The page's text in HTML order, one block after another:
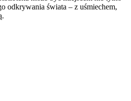
odkrywania świata – z uśmiechem,